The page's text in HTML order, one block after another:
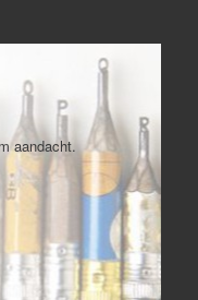
aandacht.